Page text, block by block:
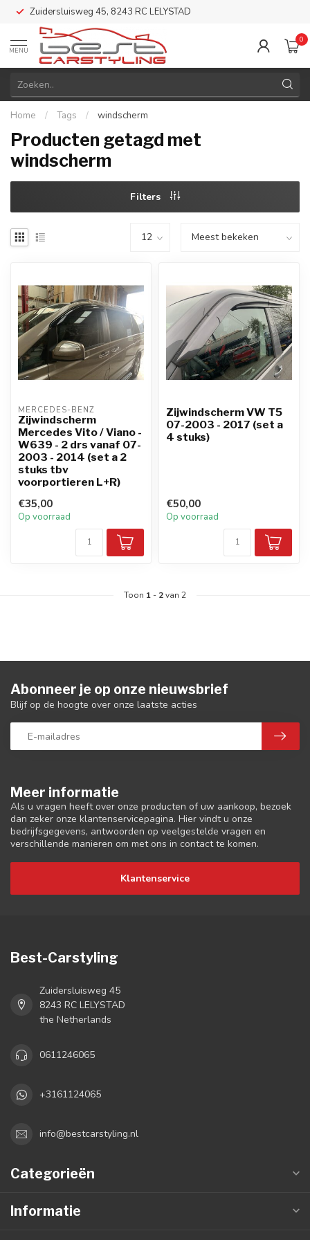
Zuidersluisweg 45, 8243 RC LELYSTAD
MENU
0
Home / Tags / windscherm
Producten getagd met
windscherm
Filters
MERCEDES-BENZ
Zijwindscherm
Mercedes Vito / Viano -
W639 - 2 drs vanaf 07-
2003 - 2014 (set a 2
stuks tbv
voorportieren L+R)
€35,00
Op voorraad
Zijwindscherm VW T5
07-2003 - 2017 (set a
4 stuks)
€50,00
Op voorraad
Toon 1 - 2van 2
Meer informatie
Als u vragen heeft over onze producten of uw aankoop, bezoek
dan zeker onze klantenservicepagina. Hier vindt u onze
bedrijfsgegevens, antwoorden op veelgestelde vragen en
verschillende manieren om met ons in contact te komen.
Klantenservice
Abonneer je op onze nieuwsbrief
Blijf op de hoogte over onze laatste acties
Best-Carstyling
Zuidersluisweg 45
8243 RC LELYSTAD
the Netherlands
0611246065
+3161124065
info@bestcarstyling.nl
Categorieën
Informatie